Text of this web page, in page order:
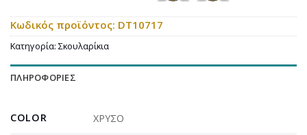
Κωδικός προϊόντος: DT10717
Κατηγορία: Σκουλαρίκια
ΠΛΗΡΟΦΟΡΊΕΣ
COLOR ΧΡΥΣΟ